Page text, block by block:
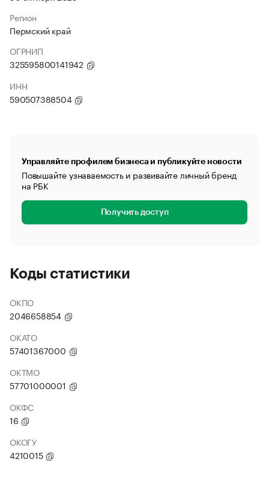
Регион
Пермский край
ОГРНИП
325595800141942
ИНН
590507388504
Управляйте профилем бизнеса и публикуйте новости
Повышайте узнаваемость и развивайте личный бренд
на РБК
Получить доступ
Коды статистики
ОКПО
2046658854
ОКАТО
57401367000
ОКТМО
57701000001
ОКФС
16
ОКОГУ
4210015